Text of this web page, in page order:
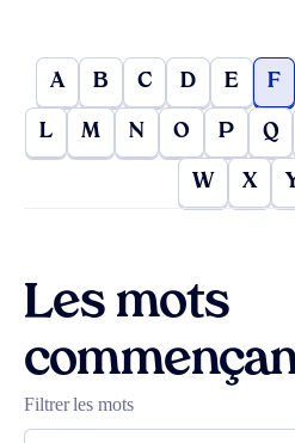
A B C D E F
L M N O P Q
W X
Les mots
Filtrer les mots